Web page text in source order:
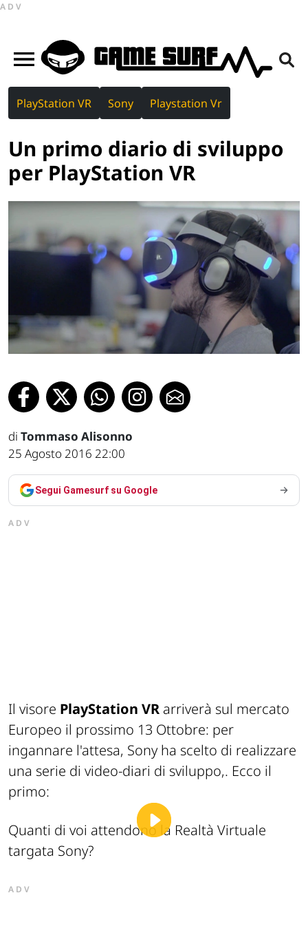
ADV
PlayStation VR Sony Playstation Vr
Un primo diario di sviluppo
per PlayStation VR
di Tommaso Alisonno
25 Agosto 2016 22:00
Segui Gamesurf su Google
ADV
Il visore PlayStation VR arriverà sul mercato
Europeo il prossimo 13 Ottobre: per
ingannare l'attesa, Sony ha scelto di realizzare
una serie di video-diari di sviluppo,. Ecco il
primo:
Quanti di voi attendono la Realtà Virtuale
targata Sony?
ADV